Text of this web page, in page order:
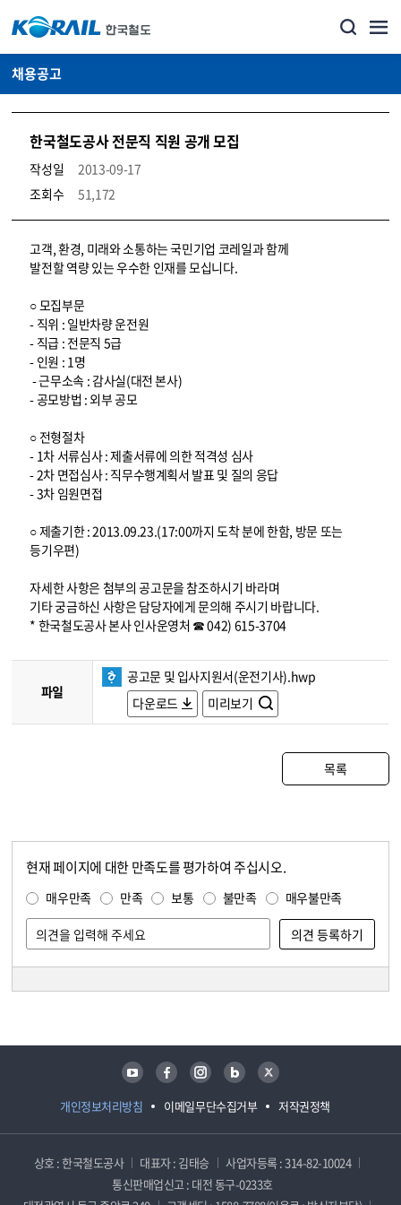
채용공고
한국철도공사 전문직 직원 공개 모집
작성일
2013-09-17
조회수
51,172
코레일소개_경영공시_채용공고 상세보기 – 내용, 파일, 담당자 연락처로 구성
고객, 환경, 미래와 소통하는 국민기업 코레일과 함께
발전할 역량 있는 우수한 인재를 모십니다.
○ 모집부문
- 직위 : 일반차량 운전원
- 직급 : 전문직 5급
- 인원 : 1명
- 근무소속 : 감사실(대전 본사)
- 공모방법 : 외부 공모
○ 전형절차
- 1차 서류심사 : 제출서류에 의한 적격성 심사
- 2차 면접심사 : 직무수행계획서 발표 및 질의 응답
- 3차 임원면접
○ 제출기한 : 2013.09.23.(17:00까지 도착 분에 한함, 방문 또는
등기우편)
자세한 사항은 첨부의 공고문을 참조하시기 바라며
기타 궁금하신 사항은 담당자에게 문의해 주시기 바랍니다.
* 한국철도공사 본사 인사운영처 ☎ 042) 615-3704
파일
공고문 및 입사지원서(운전기사).hwp
다운로드
미리보기
목록
현재 페이지에 대한 만족도를 평가하여 주십시오.
매우만족 만족 보통 불만족 매우불만족
개인정보처리방침 이메일무단수집거부 저작권정책
유튜브 페이스북 인스타그램 블로그 트위터
상호 : 한국철도공사 대표자 : 김태승
사업자등록 : 314-82-10024
통신판매업신고 : 대전 동구-0233호